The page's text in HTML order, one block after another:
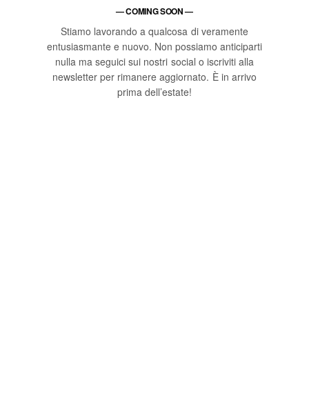
— COMING SOON —
Stiamo lavorando a qualcosa di veramente
entusiasmante e nuovo. Non possiamo anticiparti
nulla ma seguici sui nostri social o iscriviti alla
newsletter per rimanere aggiornato. È in arrivo
prima dell’estate!